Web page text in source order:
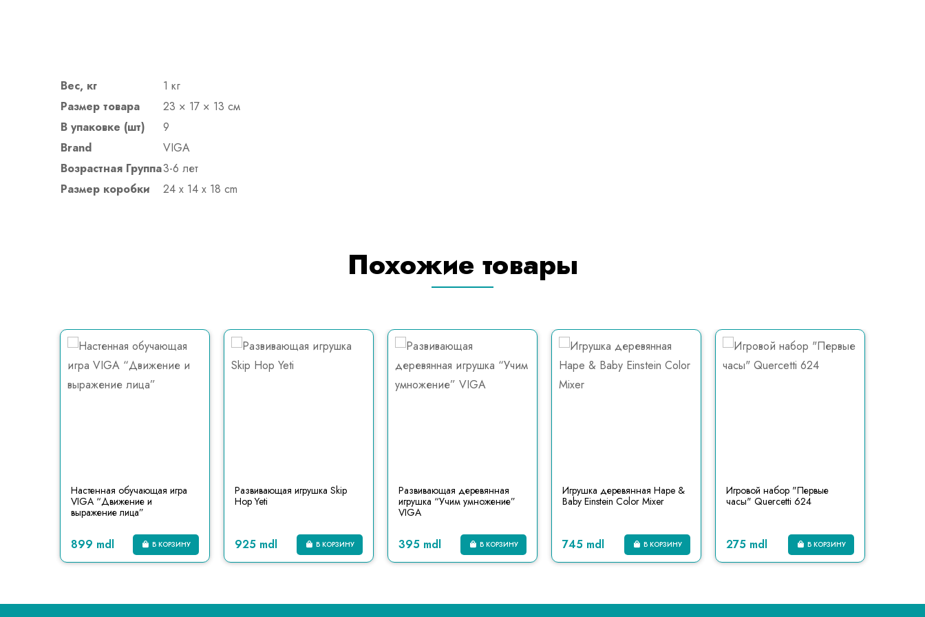
Вес, кг
1 кг
Размер товара
23 × 17 × 13 см
В упаковке (шт)
9
Brand
VIGA
Возрастная Группа3-6 лет
Размер коробки
24 x 14 x 18 cm
Похожие товары
Настенная обучающая игра
VIGA “Движение и
выражение лица”
899 mdl В КОРЗИНУ
Развивающая игрушка Skip
Hop Yeti
925 mdl В КОРЗИНУ
Развивающая деревянная
игрушка “Учим умножение”
VIGA
395 mdl В КОРЗИНУ
Игрушка деревянная Hape &
Baby Einstein Color Mixer
745 mdl В КОРЗИНУ
Игровой набор "Первые
часы" Quercetti 624
275 mdl В КОРЗИНУ